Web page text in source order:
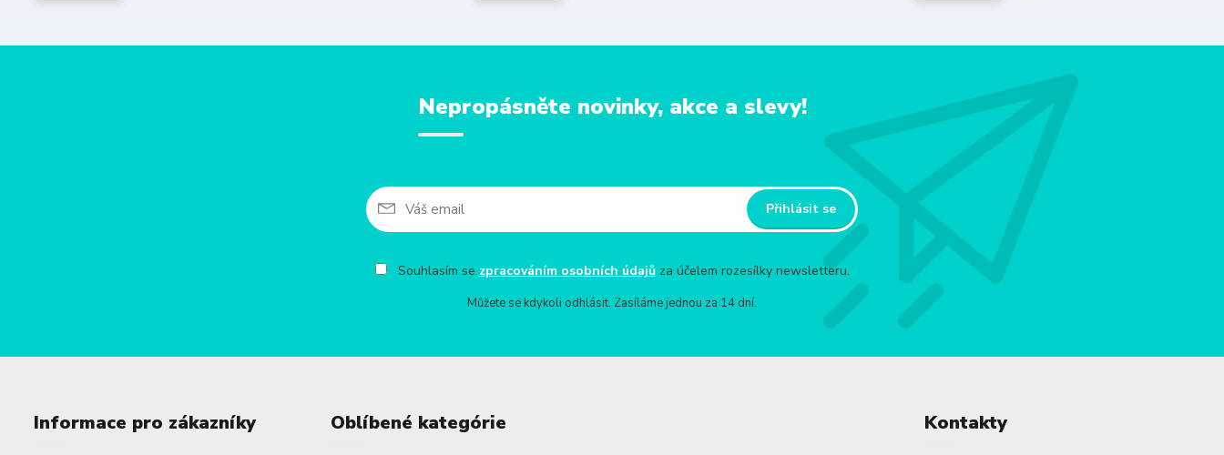
Nepropásněte novinky, akce a slevy!
Přihlásit se
Souhlasím se zpracováním osobních údajůza účelem rozesílky newsletteru.
Můžete se kdykoli odhlásit. Zasíláme jednou za 14 dní.
Informace pro zákazníky Oblíbené kategórie Kontakty